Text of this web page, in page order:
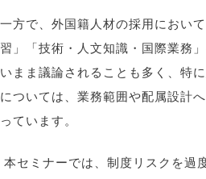
一方で、外国籍人材の採用におい
習」「技術・人文知識・国際業務
いまま議論されることも多く、特
については、業務範囲や配属設計
っています。
本セミナーでは、制度リスクを過